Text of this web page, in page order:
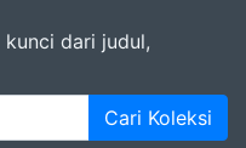
dari judul,
Cari Koleksi